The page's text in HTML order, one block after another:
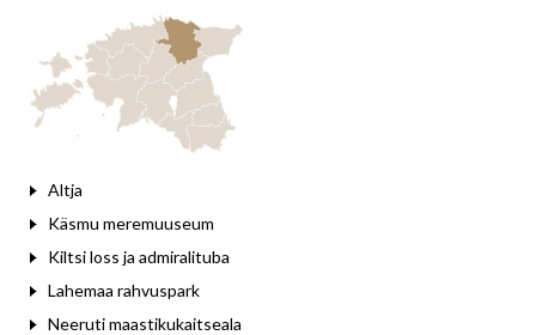
Altja
Käsmu meremuuseum
Kiltsi loss ja admiralituba
Lahemaa rahvuspark
Neeruti maastikukaitseala